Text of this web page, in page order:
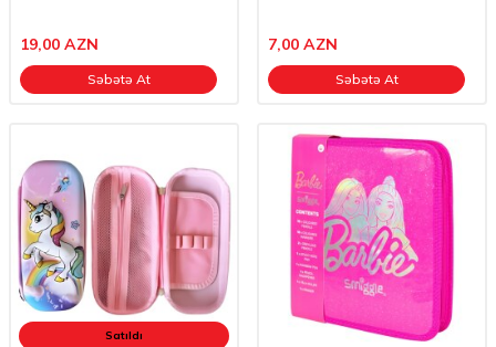
19,00 AZN
Səbətə At
7,00 AZN
Səbətə At
Satıldı